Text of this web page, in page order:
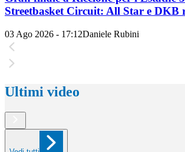
Streetbasket Circuit: All Star e DKB
03 Ago 2026 - 17:12Daniele Rubini
Ultimi video